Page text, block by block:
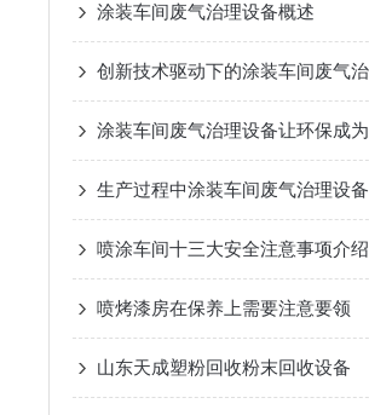
涂装车间废气治理设备概述
喷涂车间十三大安全注意事项介绍
喷烤漆房在保养上需要注意要领
山东天成塑粉回收粉末回收设备